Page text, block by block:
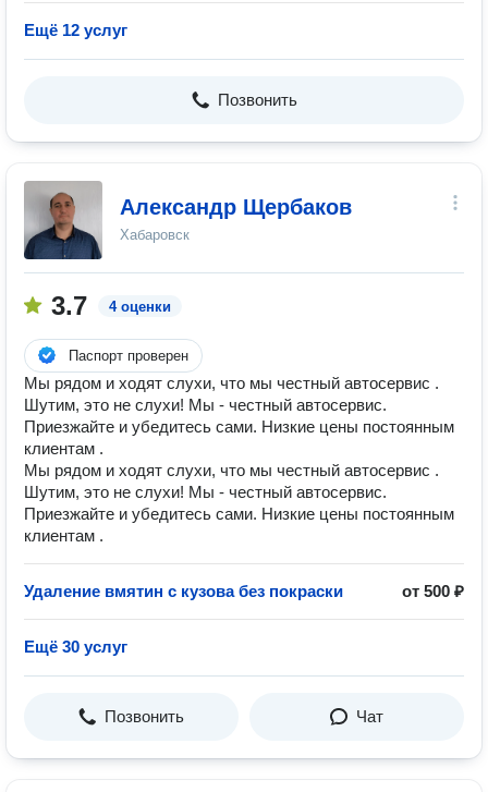
Ещё 12 услуг
Позвонить
Александр Щербаков
Хабаровск
3.7 4 оценки
Паспорт проверен
Мы рядом и ходят слухи, что мы честный автосервис .
Шутим, это не слухи! Мы - честный автосервис.
Приезжайте и убедитесь сами. Низкие цены постоянным
клиентам .
Мы рядом и ходят слухи, что мы честный автосервис .
Шутим, это не слухи! Мы - честный автосервис.
Приезжайте и убедитесь сами. Низкие цены постоянным
клиентам .
Удаление вмятин с кузова без покраски от 500 ₽
Ещё 30 услуг
Позвонить Чат